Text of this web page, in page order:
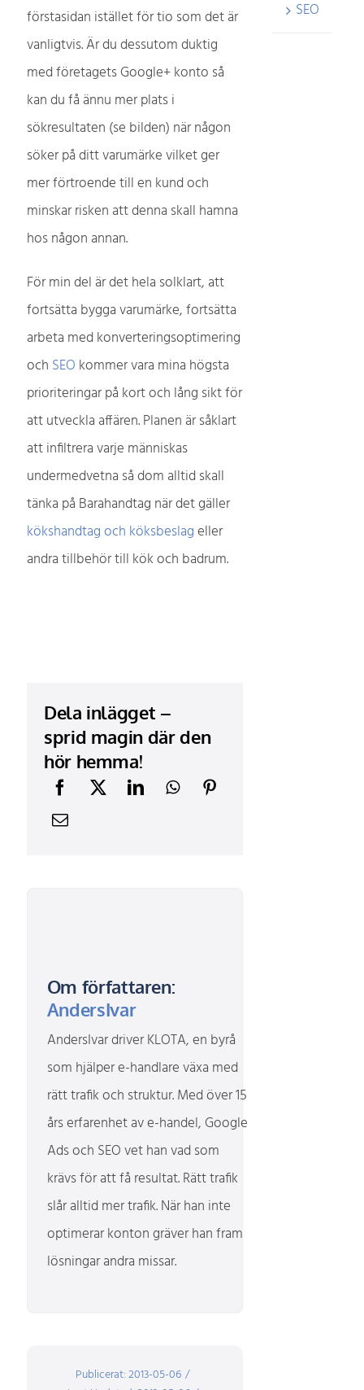
förstasidan istället för tio som det är
vanligtvis. Är du dessutom duktig
med företagets Google+ konto så
kan du få ännu mer plats i
sökresultaten (se bilden) när någon
söker på ditt varumärke vilket ger
mer förtroende till en kund och
minskar risken att denna skall hamna
hos någon annan.
För min del är det hela solklart, att
fortsätta bygga varumärke, fortsätta
arbeta med konverteringsoptimering
och SEO kommer vara mina högsta
prioriteringar på kort och lång sikt för
att utveckla affären. Planen är såklart
att infiltrera varje människas
undermedvetna så dom alltid skall
tänka på Barahandtag när det gäller
kökshandtag och köksbeslageller
andra tillbehör till kök och badrum.
Dela inlägget –
sprid magin där den
hör hemma!
Om författaren:
AndersIvar
AndersIvar driver KLOTA, en byrå
som hjälper e-handlare växa med
rätt trafik och struktur. Med över 15
års erfarenhet av e-handel, Google
Ads och SEO vet han vad som
krävs för att få resultat. Rätt trafik
slår alltid mer trafik. När han inte
optimerar konton gräver han fram
lösningar andra missar.
Publicerat: 2013-05-06 /
SEO